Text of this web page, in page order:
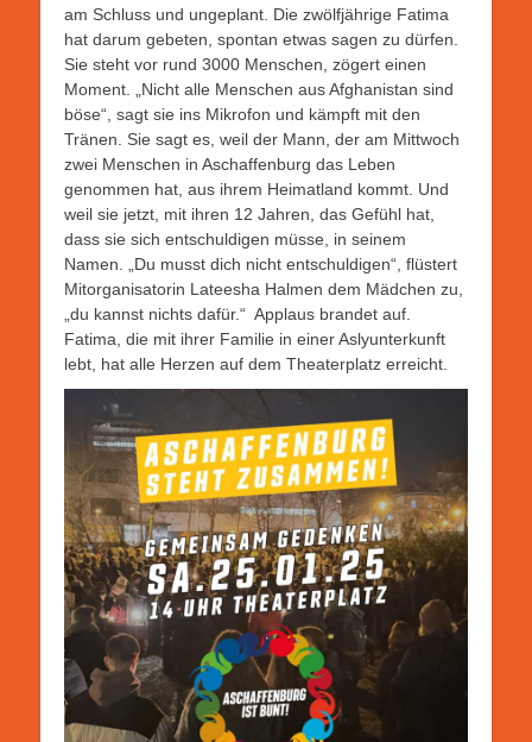
am Schluss und ungeplant. Die zwölfjährige Fatima
hat darum gebeten, spontan etwas sagen zu dürfen.
Sie steht vor rund 3000 Menschen, zögert einen
Moment. „Nicht alle Menschen aus Afghanistan sind
böse“, sagt sie ins Mikrofon und kämpft mit den
Tränen. Sie sagt es, weil der Mann, der am Mittwoch
zwei Menschen in Aschaffenburg das Leben
genommen hat, aus ihrem Heimatland kommt. Und
weil sie jetzt, mit ihren 12 Jahren, das Gefühl hat,
dass sie sich entschuldigen müsse, in seinem
Namen. „Du musst dich nicht entschuldigen“, flüstert
Mitorganisatorin Lateesha Halmen dem Mädchen zu,
„du kannst nichts dafür.“ Applaus brandet auf.
Fatima, die mit ihrer Familie in einer Aslyunterkunft
lebt, hat alle Herzen auf dem Theaterplatz erreicht.